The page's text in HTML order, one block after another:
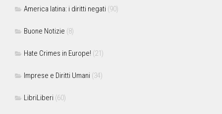
America latina: i diritti negati (90)
Buone Notizie (8)
Hate Crimes in Europe! (21)
Imprese e Diritti Umani (34)
LibriLiberi (60)